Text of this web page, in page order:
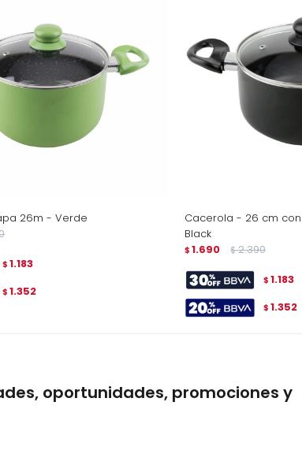
26m - Verde
$ 1.183
$ 1.352
Cacerola - 26 cm
Black
$ 1.690 $ 2.390
$ 1.183
$ 1.352
oportunidades, promociones y